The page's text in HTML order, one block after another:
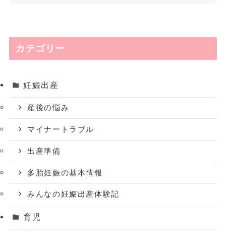
カテゴリー
妊娠出産
産後の悩み
マイナートラブル
出産準備
多胎妊娠の基本情報
みんなの妊娠出産体験記
育児